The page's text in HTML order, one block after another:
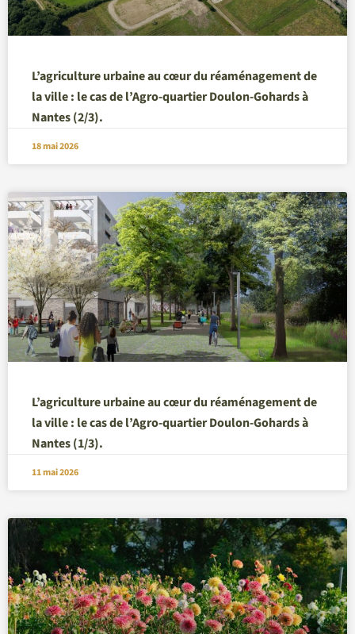
L’agriculture urbaine au cœur du réaménagement de
la ville : le cas de l’Agro-quartier Doulon-Gohards à
Nantes (2/3).
18 mai 2026
L’agriculture urbaine au cœur du réaménagement de
la ville : le cas de l’Agro-quartier Doulon-Gohards à
Nantes (1/3).
11 mai 2026